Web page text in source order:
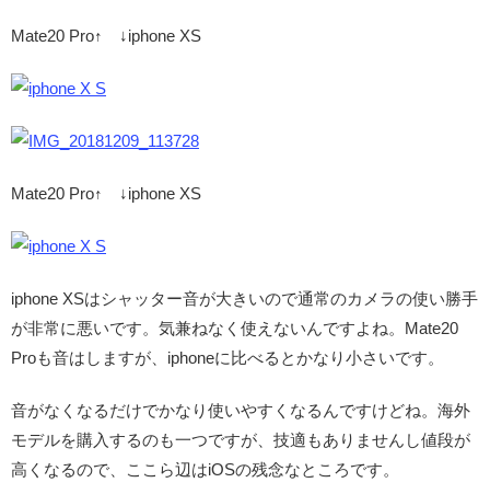
Mate20 Pro↑ ↓iphone XS
Mate20 Pro↑ ↓iphone XS
iphone XSはシャッター音が大きいので通常のカメラの使い勝手
が非常に悪いです。気兼ねなく使えないんですよね。Mate20
Proも音はしますが、iphoneに比べるとかなり小さいです。
音がなくなるだけでかなり使いやすくなるんですけどね。海外
モデルを購入するのも一つですが、技適もありませんし値段が
高くなるので、ここら辺はiOSの残念なところです。